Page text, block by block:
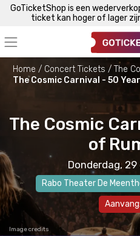
GoTicketShop is een
ticket kan hoger of lager
Home Concert Tickets
The
The Cosmic Carnival - 50
The Cosmic
of
Donderdag,
Rabo Theater De
Image credits